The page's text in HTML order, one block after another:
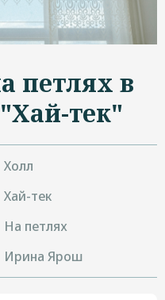
петлях в
тек"
Холл
Хай-тек
На петлях
Ирина Ярош